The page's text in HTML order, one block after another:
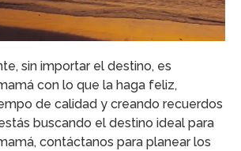
sin importar el destino, es
con lo que la haga feliz,
de calidad y creando recuerdos
buscando el destino ideal para
contáctanos para planear los